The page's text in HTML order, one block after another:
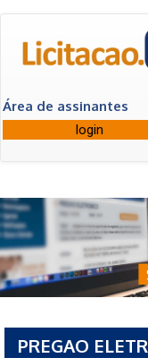
Área de assinantes
PREGAO